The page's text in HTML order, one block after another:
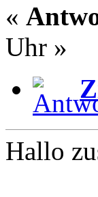
«
Uhr »
Hallo